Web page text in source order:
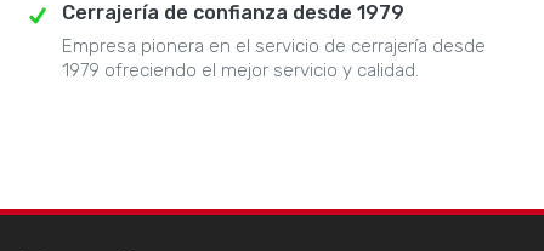
Cerrajería de confianza desde 1979
Empresa pionera en el servicio de cerrajería desde
1979 ofreciendo el mejor servicio y calidad.